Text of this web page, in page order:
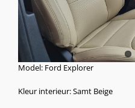
Model: Ford Explorer
Kleur interieur: Samt Beige